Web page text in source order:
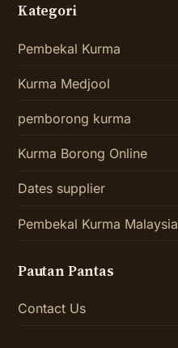
Kategori
Pembekal Kurma
Kurma Medjool
pemborong kurma
Kurma Borong Online
Dates supplier
Pembekal Kurma Malaysia
Pautan Pantas
Contact Us